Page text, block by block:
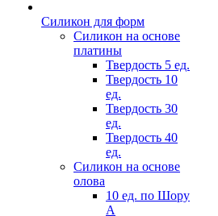
Силикон для форм
Силикон на основе
платины
Твердость 5 ед.
Твердость 10
ед.
Твердость 30
ед.
Твердость 40
ед.
Силикон на основе
олова
10 ед. по Шору
А